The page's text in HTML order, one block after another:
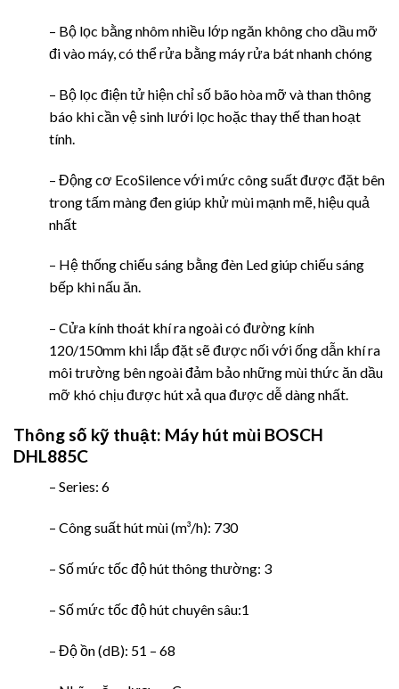
– Bộ lọc bằng nhôm nhiều lớp ngăn không cho dầu mỡ
đi vào máy, có thể rửa bằng máy rửa bát nhanh chóng
– Bộ lọc điện tử hiện chỉ số bão hòa mỡ và than thông
báo khi cần vệ sinh lưới lọc hoặc thay thế than hoạt
tính.
– Động cơ EcoSilence với mức công suất được đặt bên
trong tấm màng đen giúp khử mùi mạnh mẽ, hiệu quả
nhất
– Hệ thống chiếu sáng bằng đèn Led giúp chiếu sáng
bếp khi nấu ăn.
– Cửa kính thoát khí ra ngoài có đường kính
120/150mm khi lắp đặt sẽ được nối với ống dẫn khí ra
môi trường bên ngoài đảm bảo những mùi thức ăn dầu
mỡ khó chịu được hút xả qua được dễ dàng nhất.
Thông số kỹ thuật: Máy hút mùi BOSCH
DHL885C
– Series: 6
– Công suất hút mùi (m³/h): 730
– Số mức tốc độ hút thông thường: 3
– Số mức tốc độ hút chuyên sâu:1
– Độ ồn (dB): 51 – 68